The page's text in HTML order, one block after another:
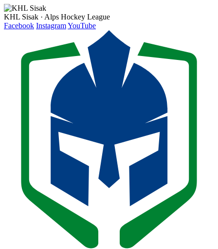
KHL Sisak · Alps Hockey League
Facebook InstagramYouTube